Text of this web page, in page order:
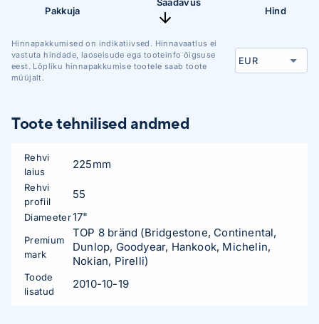
Pakkuja Hind
Hinnapakkumised on indikatiivsed. Hinnavaatlus ei
vastuta hindade, laoseisude ega tooteinfo õigsuse
eest. Lõpliku hinnapakkumise tootele saab toote
müüjalt.
Toote tehnilised andmed
Rehvi
laius
225mm
Rehvi
profiil
55
Diameeter17"
Premium
mark
TOP 8 bränd (Bridgestone, Continental,
Dunlop, Goodyear, Hankook, Michelin,
Nokian, Pirelli)
Toode
lisatud
2010-10-19